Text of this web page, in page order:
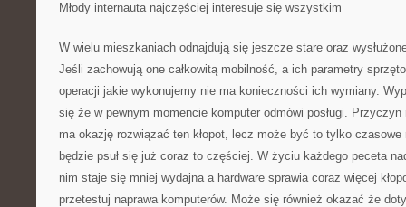
Młody internauta najczęściej interesuje się wszystkim
W wielu mieszkaniach odnajdują się jeszcze stare oraz
Jeśli zachowują one całkowitą mobilność, a ich parametry
operacji jakie wykonujemy nie ma konieczności ich wymiany.
się że w pewnym momencie komputer odmówi posługi.
ma okazję rozwiązać ten kłopot, lecz może być to tylko
będzie psuł się już coraz to częściej. W życiu każdego peceta
nim staje się mniej wydajna a hardware sprawia coraz więcej
przetestuj naprawa komputerów. Może się również okazać że